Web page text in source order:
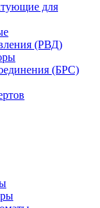
для
(РВД)
(БРС)